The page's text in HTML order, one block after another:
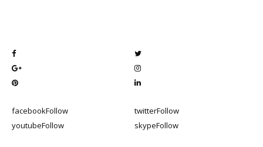
facebookFollow twitterFollow
youtubeFollow skypeFollow